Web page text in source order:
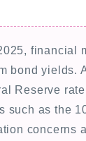
financial
bond yields.
Reserve
such as the
concerns